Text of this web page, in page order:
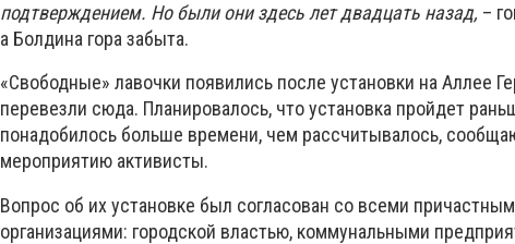
подтверждением. Но были они здесь лет двадцать назад, –
а Болдина гора забыта.
«Свободные» лавочки появились после установки на Аллее
перевезли сюда. Планировалось, что установка пройдет
понадобилось больше времени, чем рассчитывалось,
мероприятию активисты.
Вопрос об их установке был согласован со всеми
организациями: городской властью, коммунальными